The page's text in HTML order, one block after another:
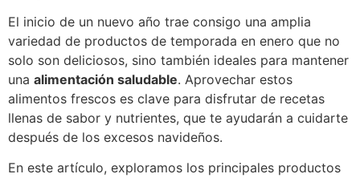
El inicio de un nuevo año trae consigo una amplia
variedad de productos de temporada en enero que no
solo son deliciosos, sino también ideales para mantener
una alimentación saludable. Aprovechar estos
alimentos frescos es clave para disfrutar de recetas
llenas de sabor y nutrientes, que te ayudarán a cuidarte
después de los excesos navideños.
En este artículo, exploramos los principales productos